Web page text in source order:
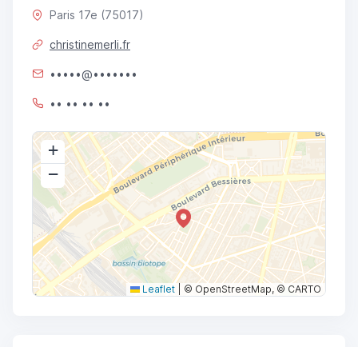
Paris 17e (75017)
christinemerli.fr
•••••@•••••••
•• •• •• ••
+
−
Leaflet © OpenStreetMap, © CARTO